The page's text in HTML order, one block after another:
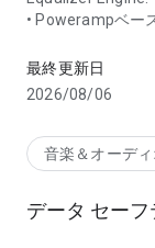
• Powerampベー
• 固定 5/8/10/
• または開始/終
• 強力な低音/高音
• プリアンプ
• デバイス別にプ
最終更新日
2026/08/06
音楽＆オーディ
データ セーフ